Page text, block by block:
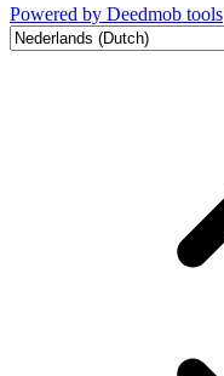
Powered by Deedmob tools